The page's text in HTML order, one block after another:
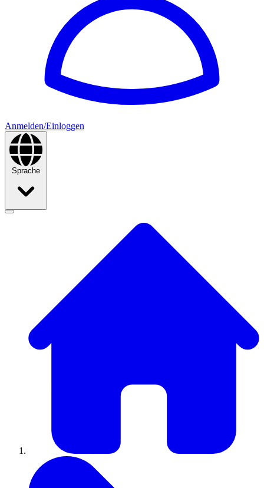
Anmelden/Einloggen
Sprache